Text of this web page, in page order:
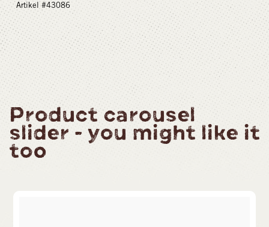
Artikel #43086
Product carousel
slider - you might like it
too